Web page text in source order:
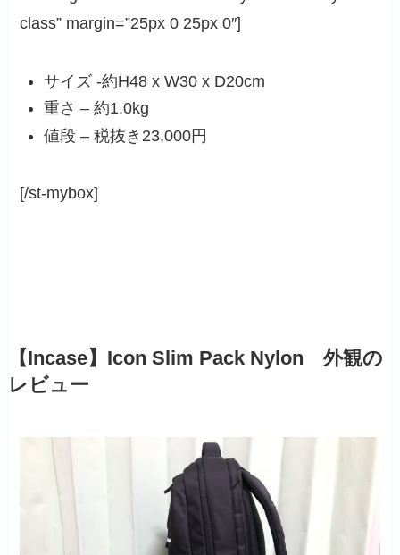
class” margin=”25px 0 25px 0″]
サイズ -約H48 x W30 x D20cm
重さ – 約1.0kg
値段 – 税抜き23,000円
[/st-mybox]
【Incase】Icon Slim Pack Nylon 外観の
レビュー